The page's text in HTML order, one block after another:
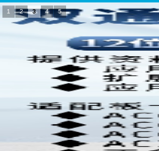
1 2 3 4 5